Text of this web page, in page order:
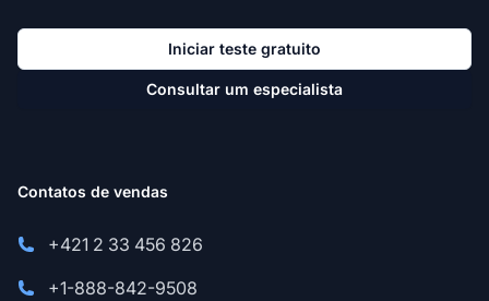
Iniciar teste gratuito
Consultar um especialista
Contatos de vendas
+421 2 33 456 826
+1-888-842-9508